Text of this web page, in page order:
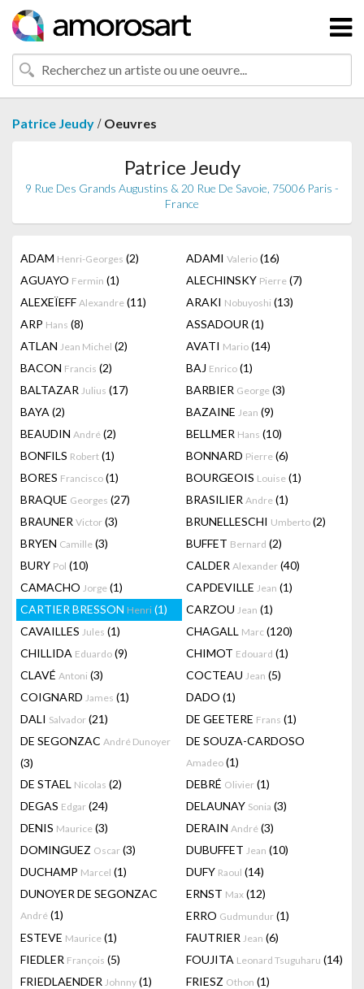
Patrice Jeudy / Oeuvres
Patrice Jeudy
9 Rue Des Grands Augustins & 20 Rue De Savoie, 75006 Paris -
France
ADAM Henri-Georges (2) ADAMI Valerio (16)
AGUAYO Fermin (1) ALECHINSKY Pierre (7)
ALEXEÏEFF Alexandre (11) ARAKI Nobuyoshi (13)
ARP Hans (8) ASSADOUR (1)
ATLAN Jean Michel (2) AVATI Mario (14)
BACON Francis (2) BAJ Enrico (1)
BALTAZAR Julius (17) BARBIER George (3)
BAYA (2) BAZAINE Jean (9)
BEAUDIN André (2) BELLMER Hans (10)
BONFILS Robert (1) BONNARD Pierre (6)
BORES Francisco (1) BOURGEOIS Louise (1)
BRAQUE Georges (27) BRASILIER Andre (1)
BRAUNER Victor (3) BRUNELLESCHI Umberto (2)
BRYEN Camille (3) BUFFET Bernard (2)
BURY Pol (10) CALDER Alexander (40)
CAMACHO Jorge (1) CAPDEVILLE Jean (1)
CARTIER BRESSON Henri (1) CARZOU Jean (1)
CAVAILLES Jules (1) CHAGALL Marc (120)
CHILLIDA Eduardo (9) CHIMOT Edouard (1)
CLAVÉ Antoni (3) COCTEAU Jean (5)
COIGNARD James (1) DADO (1)
DALI Salvador (21) DE GEETERE Frans (1)
DE SEGONZAC André Dunoyer
(3)
DE SOUZA-CARDOSO
Amadeo (1)
DE STAEL Nicolas (2) DEBRÉ Olivier (1)
DEGAS Edgar (24) DELAUNAY Sonia (3)
DENIS Maurice (3) DERAIN André (3)
DOMINGUEZ Oscar (3) DUBUFFET Jean (10)
DUCHAMP Marcel (1) DUFY Raoul (14)
DUNOYER DE SEGONZAC
André (1)
ERNST Max (12)
ERRO Gudmundur (1)
ESTEVE Maurice (1) FAUTRIER Jean (6)
FIEDLER François (5) FOUJITA Leonard Tsuguharu (14)
FRIEDLAENDER Johnny (1) FRIESZ Othon (1)